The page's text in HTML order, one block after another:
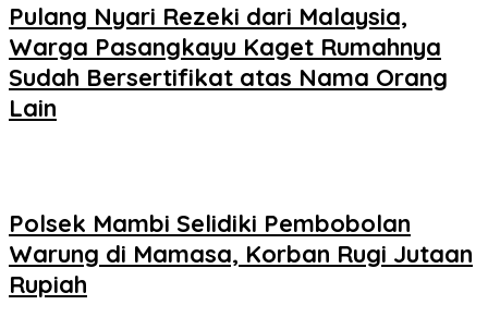
Pulang Nyari Rezeki dari Malaysia,
Warga Pasangkayu Kaget Rumahnya
Sudah Bersertifikat atas Nama Orang
Lain
Polsek Mambi Selidiki Pembobolan
Warung di Mamasa, Korban Rugi Jutaan
Rupiah